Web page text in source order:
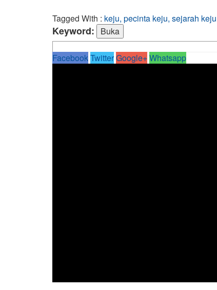
Tagged With : keju, pecinta keju, sejarah keju
Keyword:
FacebookTwitterGoogle+Whatsapp